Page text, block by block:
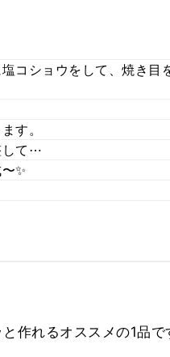
コショウをして、焼き目
す。
して⋯
✨
作れるオススメの1品